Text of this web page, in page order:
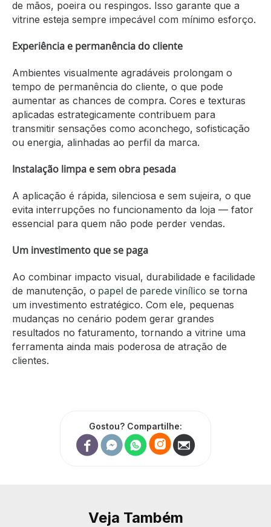
de mãos, poeira ou respingos. Isso garante que a
vitrine esteja sempre impecável com mínimo esforço.
Experiência e permanência do cliente
Ambientes visualmente agradáveis prolongam o
tempo de permanência do cliente, o que pode
aumentar as chances de compra. Cores e texturas
aplicadas estrategicamente contribuem para
transmitir sensações como aconchego, sofisticação
ou energia, alinhadas ao perfil da marca.
Instalação limpa e sem obra pesada
A aplicação é rápida, silenciosa e sem sujeira, o que
evita interrupções no funcionamento da loja — fator
essencial para quem não pode perder vendas.
Um investimento que se paga
Ao combinar impacto visual, durabilidade e facilidade
de manutenção, o papel de parede vinílico se torna
um investimento estratégico. Com ele, pequenas
mudanças no cenário podem gerar grandes
resultados no faturamento, tornando a vitrine uma
ferramenta ainda mais poderosa de atração de
clientes.
Gostou? Compartilhe:
Veja Também